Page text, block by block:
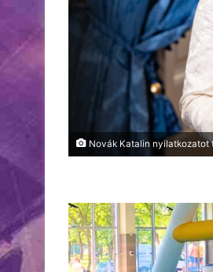
Novák Katalin nyilatkozatot